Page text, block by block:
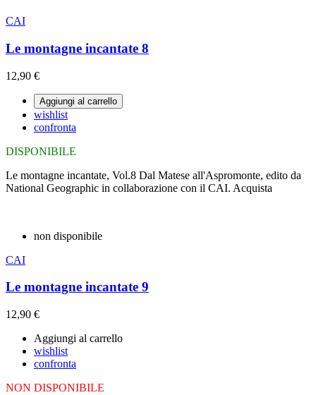
CAI
Le montagne incantate 8
12,90 €
Aggiungi al carrello
wishlist
confronta
DISPONIBILE
Le montagne incantate, Vol.8 Dal Matese all'Aspromonte, edito da
National Geographic in collaborazione con il CAI. Acquista
non disponibile
CAI
Le montagne incantate 9
12,90 €
Aggiungi al carrello
wishlist
confronta
NON DISPONIBILE